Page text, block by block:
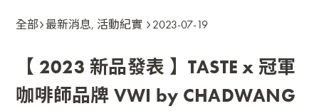
全部 最新消息, 活動紀實 2023-07-19
【 2023 新品發表 】TASTE x 冠軍
咖啡師品牌 VWI by CHADWANG